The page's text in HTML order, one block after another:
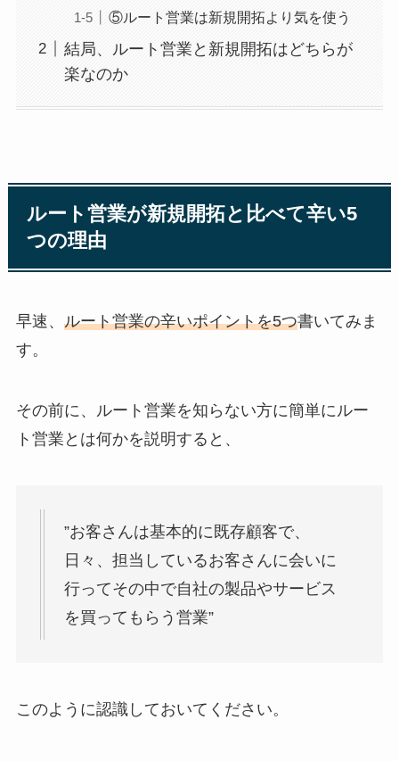
⑤ルート営業は新規開拓より気を使う
結局、ルート営業と新規開拓はどちらが
楽なのか
ルート営業が新規開拓と比べて辛い5
つの理由
早速、 ルート営業の辛いポイントを5つ書いてみま
す。
その前に、ルート営業を知らない方に簡単にルー
ト営業とは何かを説明すると、
”お客さんは基本的に既存顧客で、
日々、担当しているお客さんに会いに
行ってその中で自社の製品やサービス
を買ってもらう営業”
このように認識しておいてください。